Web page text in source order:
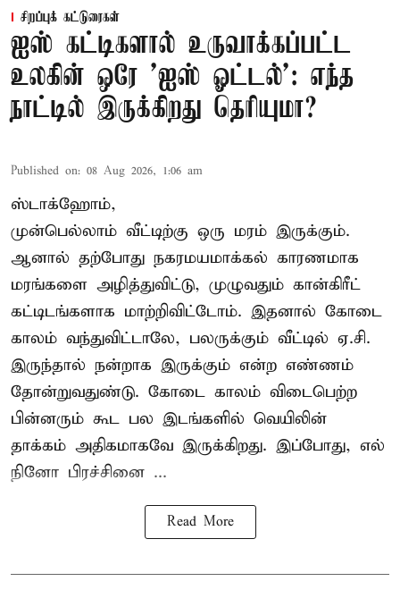
சிறப்புக் கட்டுரைகள்
ஐஸ் கட்டிகளால் உருவாக்கப்பட்ட
உலகின் ஒரே 'ஐஸ் ஓட்டல்': எந்த
நாட்டில் இருக்கிறது தெரியுமா?
Published on: 08 Aug 2026, 1:06 am
ஸ்டாக்ஹோம்,
முன்பெல்லாம் வீட்டிற்கு ஒரு மரம் இருக்கும்.
ஆனால் தற்போது நகரமயமாக்கல் காரணமாக
மரங்களை அழித்துவிட்டு, முழுவதும் கான்கிரீட்
கட்டிடங்களாக மாற்றிவிட்டோம். இதனால் கோடை
காலம் வந்துவிட்டாலே, பலருக்கும் வீட்டில் ஏ.சி.
இருந்தால் நன்றாக இருக்கும் என்ற எண்ணம்
தோன்றுவதுண்டு. கோடை காலம் விடைபெற்ற
பின்னரும் கூட பல இடங்களில் வெயிலின்
தாக்கம் அதிகமாகவே இருக்கிறது. இப்போது, எல்
நினோ பிரச்சினை ...
Read More